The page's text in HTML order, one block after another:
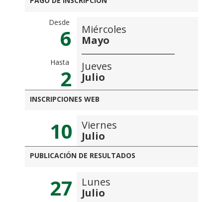
Desde
6
Hasta
2
Miércoles
Mayo
Jueves
Julio
INSCRIPCIONES WEB
10
Viernes
Julio
PUBLICACIÓN DE RESULTADOS
27
Lunes
Julio